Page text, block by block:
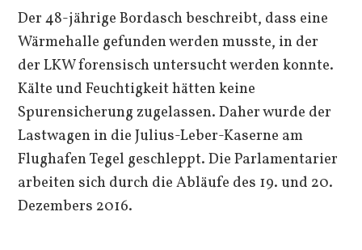
Der 48-jährige Bordasch beschreibt, dass eine
Wärmehalle gefunden werden musste, in der
der LKW forensisch untersucht werden konnte.
Kälte und Feuchtigkeit hätten keine
Spurensicherung zugelassen. Daher wurde der
Lastwagen in die Julius-Leber-Kaserne am
Flughafen Tegel geschleppt. Die Parlamentarier
arbeiten sich durch die Abläufe des 19. und 20.
Dezembers 2016.